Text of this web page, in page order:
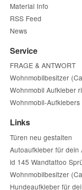
Material Info
RSS Feed
News
Service
FRAGE & ANTWORT
Wohnmobilbesitzer
Wohnmobil Aufkleber
Wohnmobil-
Links
Türen neu gestalten
Autoaufkleber für dein
id 145 Wandtattoo
Wohnmobilbesitzer
Hundeaufkleber für